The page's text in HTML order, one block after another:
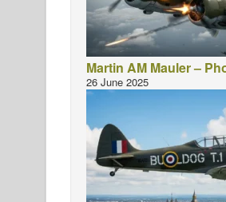
Martin AM Mauler –
26 June 2025